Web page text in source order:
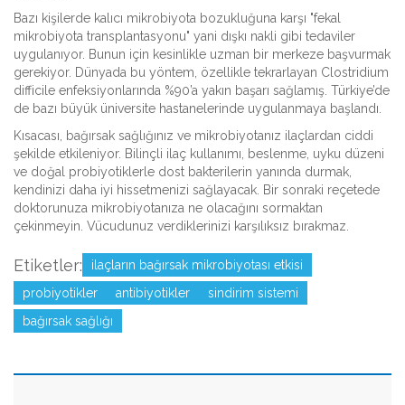
Bazı kişilerde kalıcı mikrobiyota bozukluğuna karşı "fekal
mikrobiyota transplantasyonu" yani dışkı nakli gibi tedaviler
uygulanıyor. Bunun için kesinlikle uzman bir merkeze başvurmak
gerekiyor. Dünyada bu yöntem, özellikle tekrarlayan Clostridium
difficile enfeksiyonlarında %90’a yakın başarı sağlamış. Türkiye’de
de bazı büyük üniversite hastanelerinde uygulanmaya başlandı.
Kısacası, bağırsak sağlığınız ve mikrobiyotanız ilaçlardan ciddi
şekilde etkileniyor. Bilinçli ilaç kullanımı, beslenme, uyku düzeni
ve doğal probiyotiklerle dost bakterilerin yanında durmak,
kendinizi daha iyi hissetmenizi sağlayacak. Bir sonraki reçetede
doktorunuza mikrobiyotanıza ne olacağını sormaktan
çekinmeyin. Vücudunuz verdiklerinizi karşılıksız bırakmaz.
Etiketler:
ilaçların bağırsak mikrobiyotası etkisi
probiyotikler
antibiyotikler
sindirim sistemi
bağırsak sağlığı